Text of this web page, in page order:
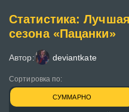
Статистика:
сезона «Пацанки»
Автор: deviantkate
Сортировка по:
СУММАРНО